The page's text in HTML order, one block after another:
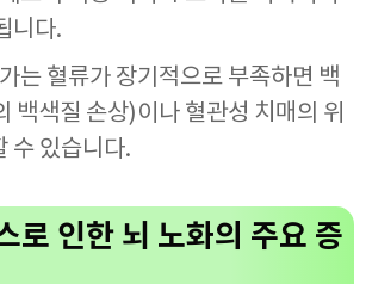
니다.
는 혈류가 장기적으로 부족하면 백
백색질 손상)이나 혈관성 치매의 위
수 있습니다.
로 인한 뇌 노화의 주요 증